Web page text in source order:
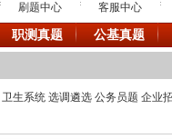
刷题中心 客服中心
职测真题 公基真题
卫生系统 选调遴选 公务员题 企业